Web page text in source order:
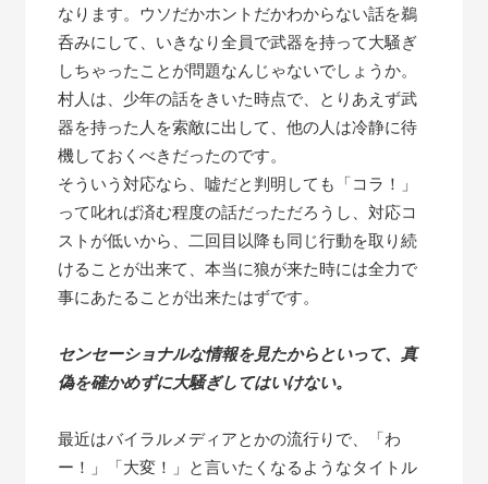
なります。ウソだかホントだかわからない話を鵜
呑みにして、いきなり全員で武器を持って大騒ぎ
しちゃったことが問題なんじゃないでしょうか。
村人は、少年の話をきいた時点で、とりあえず武
器を持った人を索敵に出して、他の人は冷静に待
機しておくべきだったのです。
そういう対応なら、嘘だと判明しても「コラ！」
って叱れば済む程度の話だっただろうし、対応コ
ストが低いから、二回目以降も同じ行動を取り続
けることが出来て、本当に狼が来た時には全力で
事にあたることが出来たはずです。
センセーショナルな情報を見たからといって、真
偽を確かめずに大騒ぎしてはいけない。
最近はバイラルメディアとかの流行りで、「わ
ー！」「大変！」と言いたくなるようなタイトル